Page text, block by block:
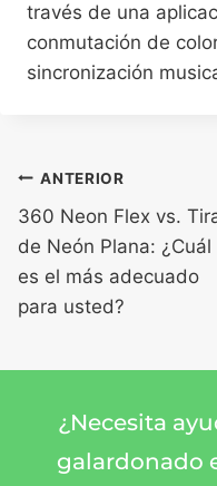
través de una
conmutación de
sincronización
ANTERIOR
360 Neon Flex vs.
de Neón Plana: ¿Cuál
es el más adecuado
para usted?
¿Necesita
galardonado